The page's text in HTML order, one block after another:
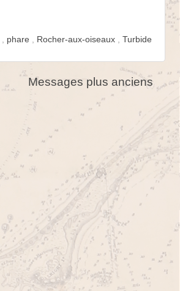
, phare , Rocher-aux-oiseaux , Turbide
Messages plus anciens